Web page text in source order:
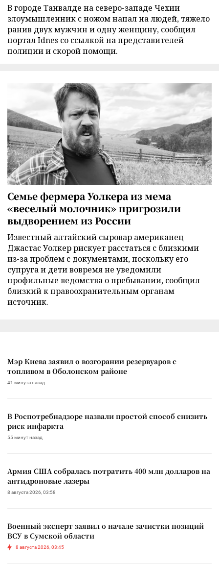
В городе Танвалде на северо-западе Чехии
злоумышленник с ножом напал на людей, тяжело
ранив двух мужчин и одну женщину, сообщил
портал Idnes со ссылкой на представителей
полиции и скорой помощи.
Семье фермера Уолкера из мема
«веселый молочник» пригрозили
выдворением из России
Известный алтайский сыровар американец
Джастас Уолкер рискует расстаться с близкими
из-за проблем с документами, поскольку его
супруга и дети вовремя не уведомили
профильные ведомства о пребывании, сообщил
близкий к правоохранительным органам
источник.
Мэр Киева заявил о возгорании резервуаров с
топливом в Оболонском районе
41 минута назад
В Роспотребнадзоре назвали простой способ снизить
риск инфаркта
55 минут назад
Армия США собралась потратить 400 млн долларов на
антидроновые лазеры
8 августа 2026, 03:58
Военный эксперт заявил о начале зачистки позиций
ВСУ в Сумской области
8 августа 2026, 03:45